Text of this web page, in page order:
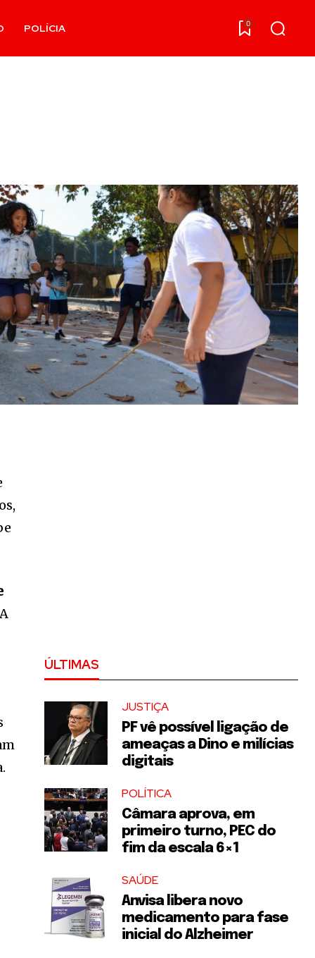
POLÍCIA 0
ÚLTIMAS
JUSTIÇA
PF vê possível ligação de
ameaças a Dino e milícias
digitais
POLÍTICA
Câmara aprova, em
primeiro turno, PEC do
fim da escala 6×1
SAÚDE
Anvisa libera novo
medicamento para fase
inicial do Alzheimer